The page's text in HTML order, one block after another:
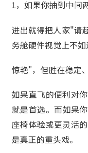
1，如果你抽到中间
进出就得把人家"请
务舱硬件视觉上不
惊艳"，但胜在稳定
如果直飞的便利对
就是首选。而如果
座椅体验或更灵活
是真正的重头戏。